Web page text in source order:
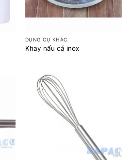
DỤNG CỤ KHÁC
Khay nấu cá inox